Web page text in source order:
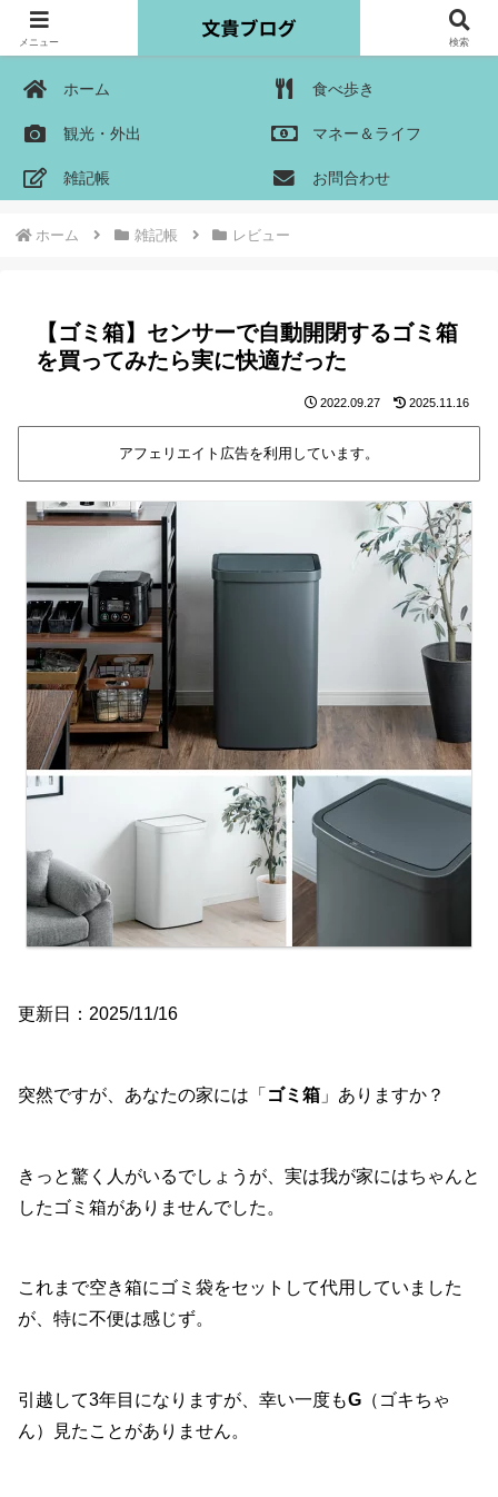
ホーム 食べ歩き
観光・外出 マネー＆ライフ
雑記帳 お問合わせ
ホーム 雑記帳 レビュー
【ゴミ箱】センサーで自動開閉するゴミ箱
を買ってみたら実に快適だった
2022.09.27 2025.11.16
アフェリエイト広告を利用しています。
更新日：2025/11/16
突然ですが、あなたの家には「 ゴミ箱 」ありますか？
きっと驚く人がいるでしょうが、実は我が家にはちゃんと
したゴミ箱がありませんでした。
これまで空き箱にゴミ袋をセットして代用していました
が、特に不便は感じず。
引越して3年目になりますが、幸い一度もG （ゴキちゃ
ん）見たことがありません。
メニュー 検索